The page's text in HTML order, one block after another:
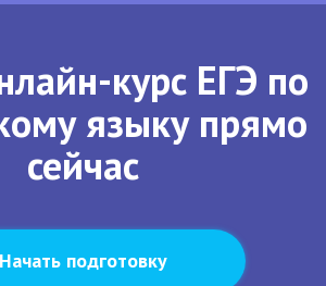
курс ЕГЭ по
языку прямо
сейчас
Начать подготовку